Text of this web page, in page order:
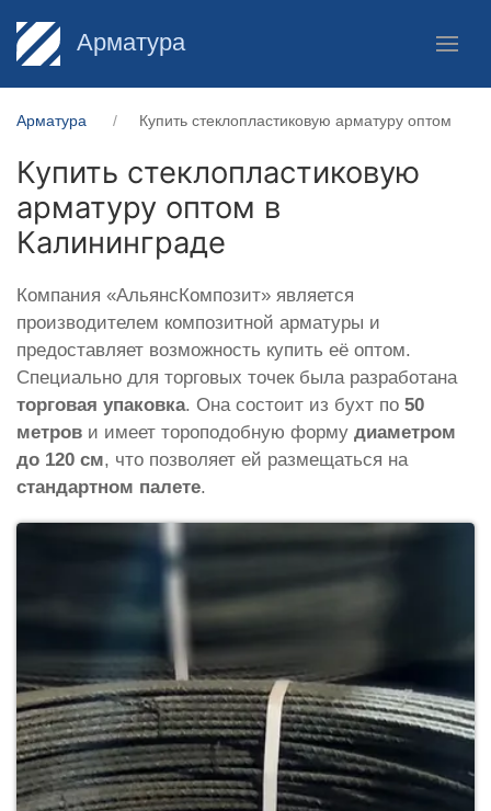
Арматура
Арматура Купить стеклопластиковую арматуру оптом
Купить стеклопластиковую
арматуру оптом в
Калининграде
Компания «АльянсКомпозит» является
производителем композитной арматуры и
предоставляет возможность купить её оптом.
Специально для торговых точек была разработана
торговая упаковка. Она состоит из бухт по 50
метров и имеет тороподобную форму диаметром
до 120 см, что позволяет ей размещаться на
стандартном палете.